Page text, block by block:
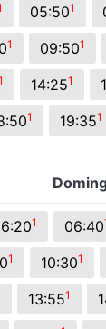
05:501
1 09:501
14:251
1 19:351
1 06:40
1 10:301
13:551